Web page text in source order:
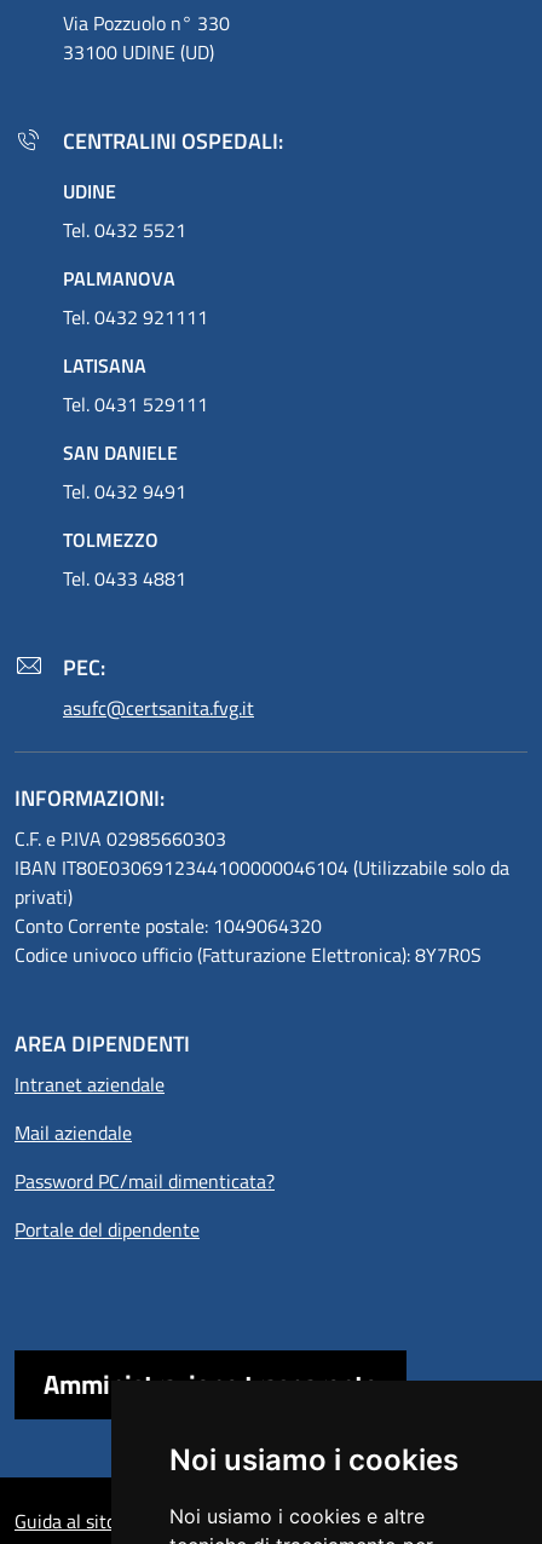
Noi usiamo i cookies
Noi usiamo i cookies e altre
Via Pozzuolo n° 330
33100 UDINE (UD)
CENTRALINI OSPEDALI:
UDINE
Tel. 0432 5521
PALMANOVA
Tel. 0432 921111
LATISANA
Tel. 0431 529111
SAN DANIELE
Tel. 0432 9491
TOLMEZZO
Tel. 0433 4881
PEC:
asufc@certsanita.fvg.it
INFORMAZIONI:
C.F. e P.IVA 02985660303
IBAN IT80E0306912344100000046104 (Utilizzabile solo da
privati)
Conto Corrente postale: 1049064320
Codice univoco ufficio (Fatturazione Elettronica): 8Y7R0S
AREA DIPENDENTI
Intranet aziendale
Mail aziendale
Password PC/mail dimenticata?
Portale del dipendente
Amministrazione trasparente
Guida al sito